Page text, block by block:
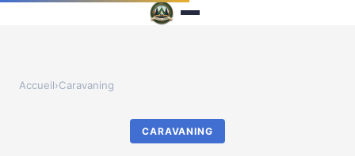
Accueil›Caravaning
CARAVANING